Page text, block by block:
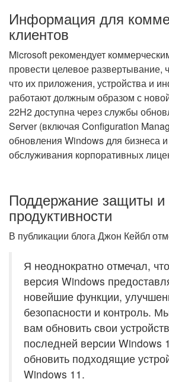
Информация для
клиентов
Microsoft рекомендует
провести целевое развертывание,
что их приложения, устройства и
работают должным образом с
22H2 доступна через службы
Server (включая Configuration
обновления Windows для бизнеса
обслуживания корпоративных
Поддержание защиты и
продуктивности
В публикации блога Джон Кейбл
Я неоднократно отмечал,
версия Windows
новейшие функции,
безопасности и контроль.
вам обновить свои
последней версии Windows
обновить подходящие
Windows 11.